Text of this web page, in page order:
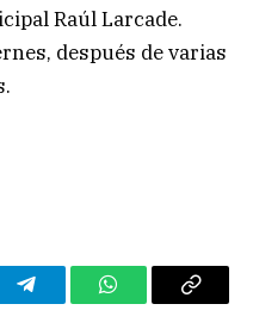
Raúl Larcade.
después de varias
TelegramWhatsAppCopy